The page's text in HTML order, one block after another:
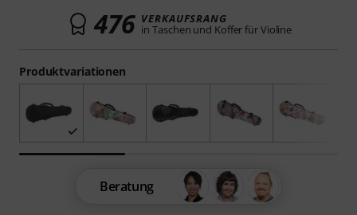
Produktvariationen
476 VERKAUFSRANG
in Taschen und Koffer für Violine
Beratung